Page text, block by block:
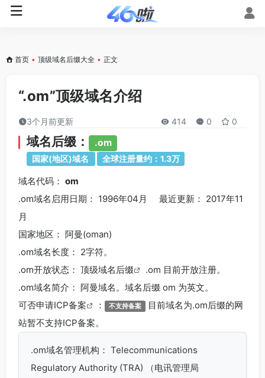
首页 • 顶级域名后缀大全 • 正文
“.om”顶级域名介绍
3个月前更新 414 0 0
域名后缀： .om
国家(地区)域名 全球注册量约：1.3万
域名代码： om
.om域名 启用日期： 1996年04月 最近更新： 2017年11
月
国家地区： 阿曼(oman)
.om域名长度： 2字符。
.om开放状态： 顶级域名后缀
.om 目前开放注册。
.om域名简介： 阿曼域名。域名后缀 om 为英文。
可否申请ICP备案 ： 不支持备案 目前域名为.om后缀的网
站暂不支持ICP备案。
.om域名管理机构： Telecommunications
Regulatory Authority (TRA) （电讯管理局